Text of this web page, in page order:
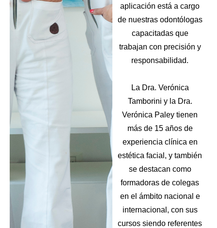
aplicación está a cargo
de nuestras odontólogas
capacitadas que
trabajan con precisión y
responsabilidad.
La Dra. Verónica
Tamborini y la Dra.
Verónica Paley tienen
más de 15 años de
experiencia clínica en
estética facial, y también
se destacan como
formadoras de colegas
en el ámbito nacional e
internacional, con sus
cursos siendo referentes